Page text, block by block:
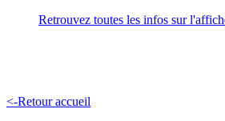
Retrouvez toutes les infos sur
<-Retour accueil